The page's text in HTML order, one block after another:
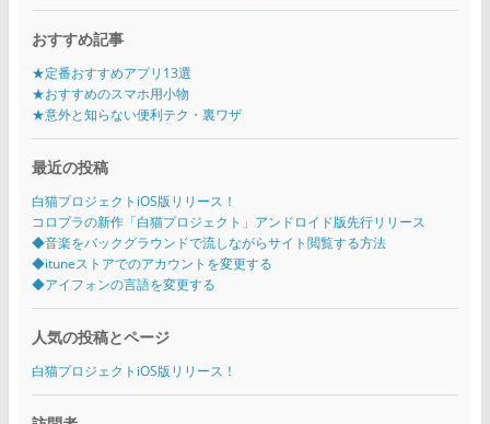
おすすめ記事
★定番おすすめアプリ13選
★おすすめのスマホ用小物
★意外と知らない便利テク・裏ワザ
最近の投稿
白猫プロジェクトiOS版リリース！
コロプラの新作「白猫プロジェクト」アンドロイド版先行リリース
◆音楽をバックグラウンドで流しながらサイト閲覧する方法
◆ituneストアでのアカウントを変更する
◆アイフォンの言語を変更する
人気の投稿とページ
白猫プロジェクトiOS版リリース！